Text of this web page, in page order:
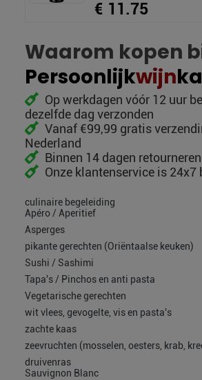
€ 11.75
Waarom kopen
Persoonlijkwijn
Op werkdagen vóór 12 uur
dezelfde dag verzonden
Vanaf €99,99 gratis
Nederland
Binnen 14 dagen retourneren
Onze klantenservice is 24x7
culinaire begeleiding
Apéro / Aperitief
Asperges
pikante gerechten (Oriëntaalse keuken)
Sushi / Sashimi
Tapa's / Pinchos en anti pasta
Vegetarische gerechten
wit vlees, gevogelte, vis en pasta's
zachte kaas
zeevruchten (mosselen, oesters, krab,
druivenras
Sauvignon Blanc